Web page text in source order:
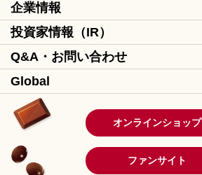
企業情報
投資家情報（IR）
Q&A・お問い合わせ
Global
オンラインショップ
ファンサイト